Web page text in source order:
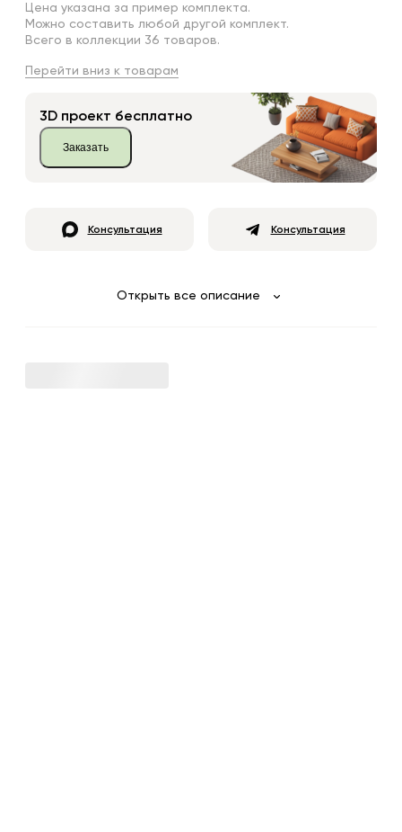
Цена указана за пример комплекта.
Можно составить любой другой комплект.
Всего в коллекции 36 товаров.
Перейти вниз к товарам
3D проект бесплатно
Заказать
Консультация Консультация
Открыть все описание